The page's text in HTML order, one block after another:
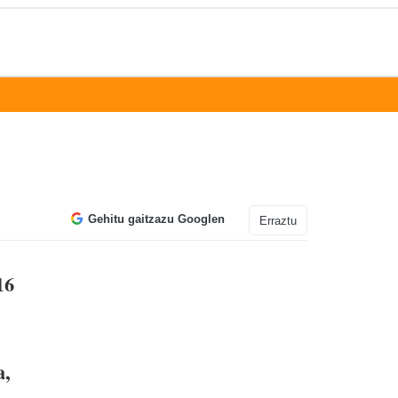
Gehitu gaitzazu Googlen Erraztu